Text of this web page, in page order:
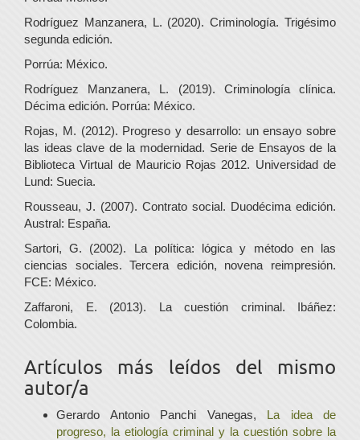
Rodríguez Manzanera, L. (2020). Criminología. Trigésimo
segunda edición.
Porrúa: México.
Rodríguez Manzanera, L. (2019). Criminología clínica.
Décima edición. Porrúa: México.
Rojas, M. (2012). Progreso y desarrollo: un ensayo sobre
las ideas clave de la modernidad. Serie de Ensayos de la
Biblioteca Virtual de Mauricio Rojas 2012. Universidad de
Lund: Suecia.
Rousseau, J. (2007). Contrato social. Duodécima edición.
Austral: España.
Sartori, G. (2002). La política: lógica y método en las
ciencias sociales. Tercera edición, novena reimpresión.
FCE: México.
Zaffaroni, E. (2013). La cuestión criminal. Ibáñez:
Colombia.
Artículos más leídos del mismo
autor/a
Gerardo Antonio Panchi Vanegas, La idea de
progreso, la etiología criminal y la cuestión sobre la